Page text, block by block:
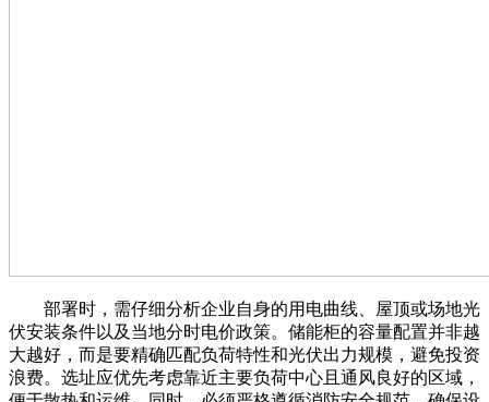
部署时，需仔细分析企业自身的用电曲线、屋顶或场地光
伏安装条件以及当地分时电价政策。储能柜的容量配置并非越
大越好，而是要精确匹配负荷特性和光伏出力规模，避免投资
浪费。选址应优先考虑靠近主要负荷中心且通风良好的区域，